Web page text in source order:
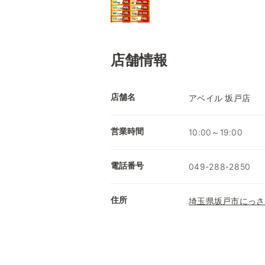
店舗情報
店舗名 アベイル 坂戸店
営業時間 10:00～19:00
電話番号 049-288-2850
住所 埼玉県坂戸市にっ